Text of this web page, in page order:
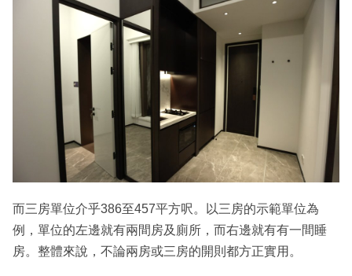
而三房單位介乎386至457平方呎。以三房的示範單位為
例，單位的左邊就有兩間房及廁所，而右邊就有有一間睡
房。整體來說，不論兩房或三房的開則都方正實用。